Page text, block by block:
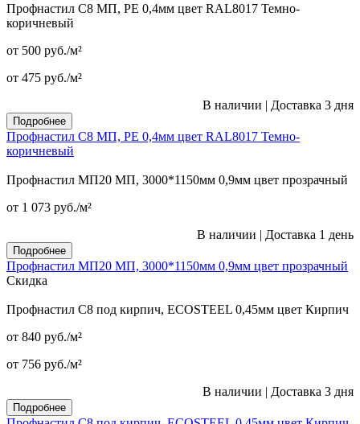
Профнастил С8 МП, PE 0,4мм цвет RAL8017 Темно-
коричневый
от 500 руб./м²
от 475 руб./м²
В наличии | Доставка 3 дня
Подробнее
Профнастил С8 МП, PE 0,4мм цвет RAL8017 Темно-
коричневый
Профнастил МП20 МП, 3000*1150мм 0,9мм цвет прозрачный
от 1 073 руб./м²
В наличии | Доставка 1 день
Подробнее
Профнастил МП20 МП, 3000*1150мм 0,9мм цвет прозрачный
Скидка
Профнастил С8 под кирпич, ECOSTEEL 0,45мм цвет Кирпич
от 840 руб./м²
от 756 руб./м²
В наличии | Доставка 3 дня
Подробнее